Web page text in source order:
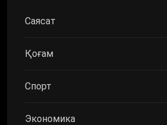
Саясат
Қоғам
Спорт
Экономика